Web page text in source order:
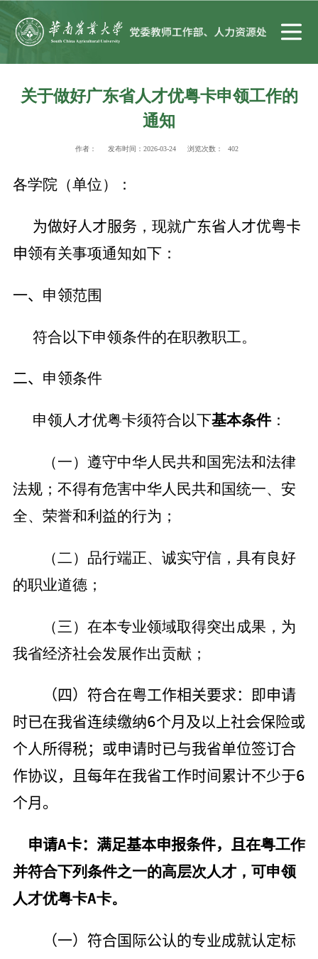
关于做好广东省人才优粤卡申领工作的
通知
作者： 发布时间：2026-03-24 浏览次数： 402
各学院（单位）：
为做好人才服务 ，现就广东省人才优粤卡
申领有关事项通知如下：
一、 申领范围
符合以下申领条件的在职教职工。
二、 申领条件
申领人才优粤卡须符合以下基本条件：
（一）遵守中华人民共和国宪法和法律
法规；不得有危害中华人民共和国统一、安
全、荣誉和利益的行为；
（二）品行端正、诚实守信，具有良好
的职业道德；
（三）在本专业领域取得突出成果，为
我省经济社会发展作出贡献；
（四）符合在粤工作相关要求：即申请
时已在我省连续缴纳6个月及以上社会保险或
个人所得税；或申请时已与我省单位签订合
作协议，且每年在我省工作时间累计不少于6
个月。
申请A卡：满足基本申报条件，且在粤工作
并符合下列条件之一的高层次人才，可申领
人才优粤卡A卡。
（一）符合国际公认的专业成就认定标